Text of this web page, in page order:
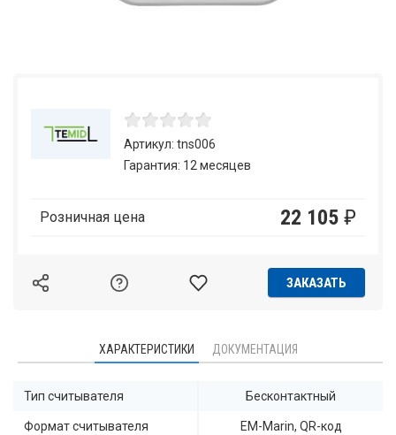
Артикул: tns006
Гарантия: 12 месяцев
Розничная цена 22 105 ₽
ЗАКАЗАТЬ
ХАРАКТЕРИСТИКИ ДОКУМЕНТАЦИЯ
Тип считывателя Бесконтактный
Формат считывателя EM-Marin, QR-код